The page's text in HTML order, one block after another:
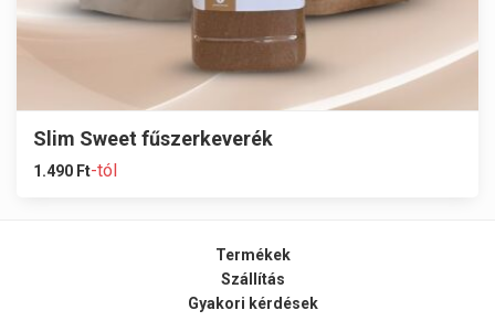
Slim Sweet fűszerkeverék
1.490 Ft-tól
Termékek
Szállítás
Gyakori kérdések